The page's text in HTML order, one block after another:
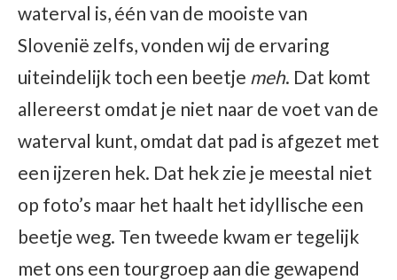
waterval is, één van de mooiste van
Slovenië zelfs, vonden wij de ervaring
uiteindelijk toch een beetje meh. Dat komt
allereerst omdat je niet naar de voet van de
waterval kunt, omdat dat pad is afgezet met
een ijzeren hek. Dat hek zie je meestal niet
op foto’s maar het haalt het idyllische een
beetje weg. Ten tweede kwam er tegelijk
met ons een tourgroep aan die gewapend